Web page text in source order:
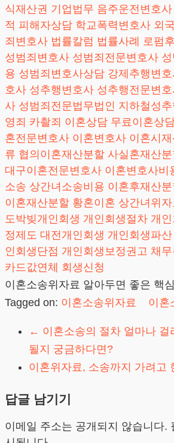
식재산권 기업법무 음주운전변호사
적 피해자상담 학교폭력변호사 외
죄변호사 법률칼럼 법률사례 로펌후
성범죄변호사 성범죄전문변호사
용 성범죄변호사상담 강제추행변
호사 성추행변호사 성추행전문변
사 성범죄전문법무법인 지하철성추
영죄 카촬죄 이혼상담 무료이혼상
혼전문변호사 이혼변호사 이혼시
류 협의이혼재산분할 사실혼재산
대구이혼전문변호사 이혼변호사비
소송 상간녀소송비용 이혼후재산
이혼재산분할 황혼이혼 상간녀위
도박빚개인회생 개인회생절차 개
정제도 대전개인회생 개인회생파산
인회생단점 개인회생보정권고 채
카드값연체
회생신청
이혼소송위자료 알아두면 좋은 핵
Tagged on: 이혼소송위자료 이혼
← 이혼소송의 절차 얼마나 걸
될지 궁금하다면?
이혼위자료, 소송까지 가려고
답글 남기기
이메일 주소는 공개되지 않습니다.